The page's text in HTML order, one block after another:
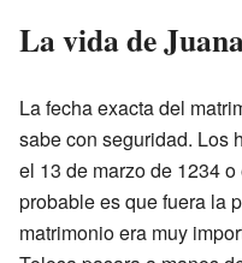
La vida de
La fecha exacta del
sabe con seguridad. Los
el 13 de marzo de 1234
probable es que fuera la
matrimonio era muy